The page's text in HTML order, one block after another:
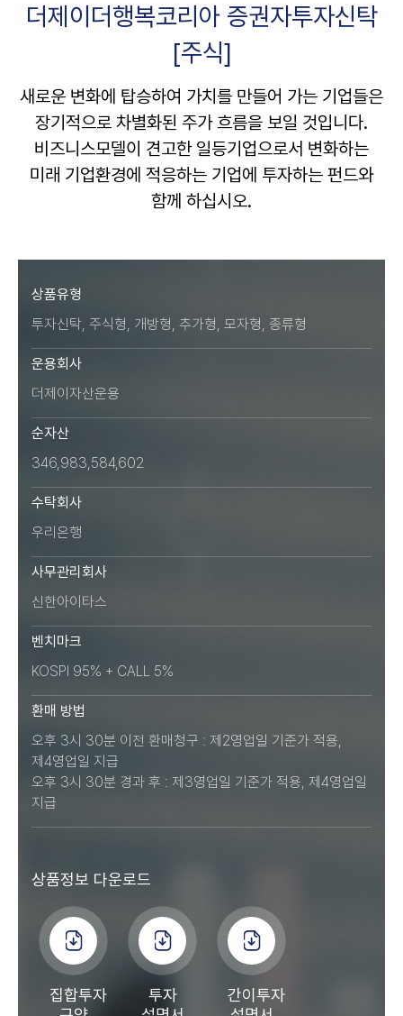
더제이더행복코리아 증권자투자신탁
[주식]
새로운 변화에 탑승하여 가치를 만들어 가는 기업들은
장기적으로 차별화된 주가 흐름을 보일 것입니다.
비즈니스모델이 견고한 일등기업으로서 변화하는
미래 기업환경에 적응하는 기업에 투자하는 펀드와
함께 하십시오.
상품유형
투자신탁, 주식형, 개방형, 추가형, 모자형, 종류형
운용회사
더제이자산운용
순자산
346,983,584,602
수탁회사
우리은행
사무관리회사
신한아이타스
벤치마크
KOSPI 95% + CALL 5%
환매 방법
오후 3시 30분 이전 환매청구 : 제2영업일 기준가 적용,
제4영업일 지급
오후 3시 30분 경과 후 : 제3영업일 기준가 적용, 제4영업일
지급
상품정보 다운로드
집합투자
투자
간이투자